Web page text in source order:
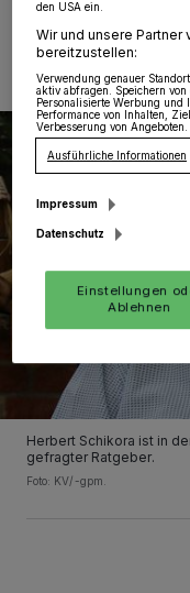
16.07.2021 , 17:41 Uhr
Herbert Schikora ist in
gefragter Ratgeber.
Foto: KV/-gpm.
den USA ein.
Wir und unsere
bereitzustellen:
Verwendung genauer
aktiv abfragen. Speichern
Personalisierte Werbung und
Performance von Inhalten,
Verbesserung von Angeboten.
Ausführliche Informationen
Impressum
Datenschutz
Einstellungen
Ablehnen